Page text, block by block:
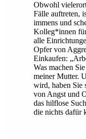
Obwohl
Fälle auftreten,
immens und
Kolleg*innen
alle
Opfer von
Einkaufen:
Was machen
meiner Mutter.
wird, haben Sie
von Angst und
das hilflose
die nichts dafür